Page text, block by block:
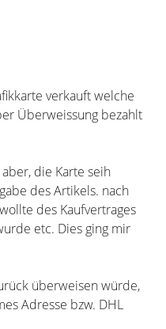
verkauft welche
Überweissung bezahlt
die Karte seih
des Artikels. nach
des Kaufvertrages
etc. Dies ging mir
überweisen würde,
Adresse bzw. DHL